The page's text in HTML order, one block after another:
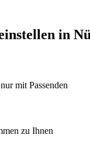
in
mit Passenden
zu Ihnen